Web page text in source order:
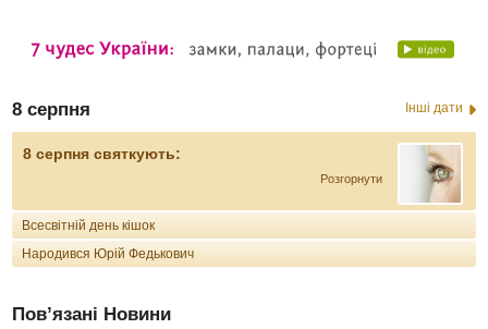
8 серпня Інші дати
8 серпня святкують:
Розгорнути
Всесвітній день кішок
Народився Юрій Федькович
Пов’язані Новини